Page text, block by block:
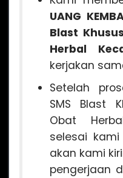
UANG
Blast
Herbal
kerjakan
Setelah
SMS Blast
Obat
selesai kami
akan kami
pengerjaan